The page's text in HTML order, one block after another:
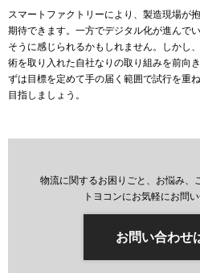
スマートファクトリーにより、製造現場が
期待できます。一方でデジタル化が進んで
そうに感じられるかもしれません。しかし
術を取り入れた自社なりの取り組みを前向
ずは目標を定めて手の届く範囲で試行を重
目指しましょう。
物流に関するお困りごと、お悩み、
トヨコンにお気軽にお問
お問い合わせ